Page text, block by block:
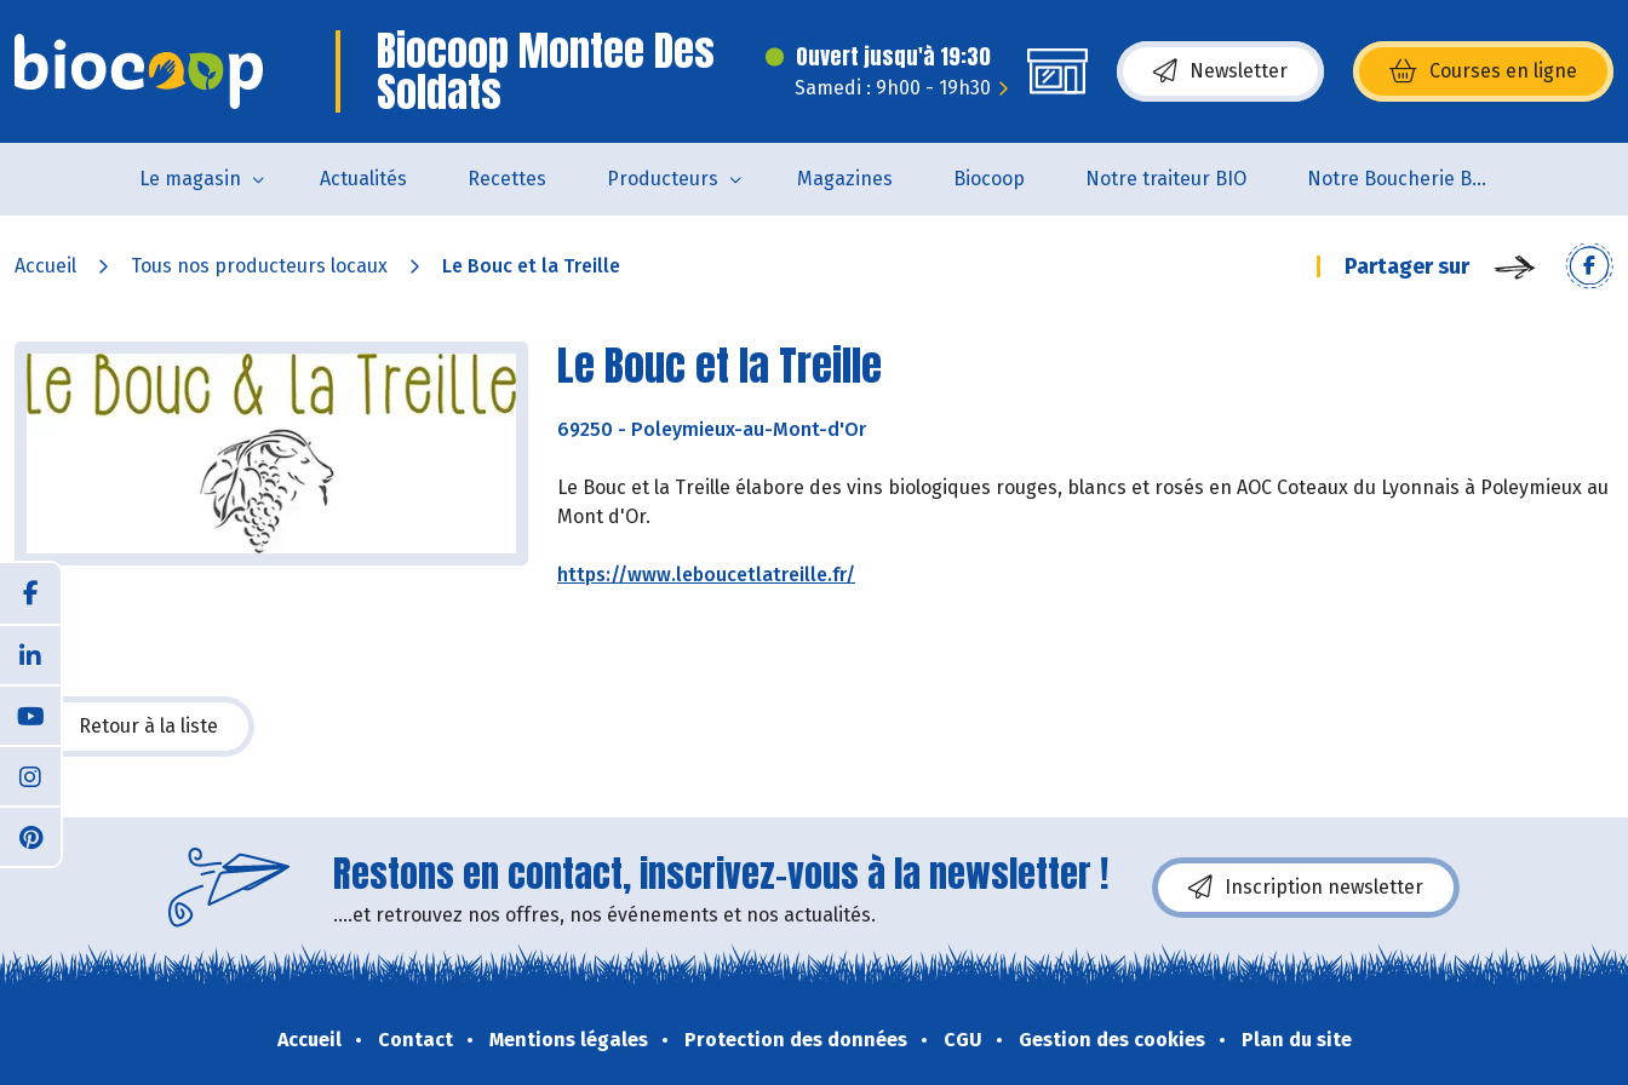
Biocoop Montee Des
Soldats
Ouvert jusqu'à 19:30
Samedi : 9h00 - 19h30
Newsletter Courses en ligne
(s’ouvre dans une nouvelle fenêtre)
Le magasin Actualités Recettes Producteurs Magazines Biocoop Notre traiteur BIO Notre Boucherie BIO
Accueil Tous nos producteurs locaux Le Bouc et la Treille Partager sur
Le Bouc et la Treille
69250 - Poleymieux-au-Mont-d'Or
Le Bouc et la Treille élabore des vins biologiques rouges, blancs et rosés en AOC Coteaux du Lyonnais à Poleymieux au
Mont d'Or.
https://www.leboucetlatreille.fr/
Retour à la liste
Restons en contact, inscrivez-vous à la newsletter !
....et retrouvez nos offres, nos événements et nos actualités.
Inscription newsletter
Accueil Contact Mentions légales Protection des données CGU Gestion des cookies Plan du site